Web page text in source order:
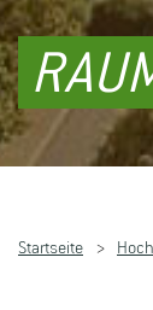
Startseite